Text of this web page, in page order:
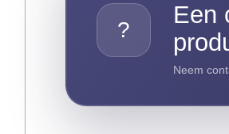
?
Een
Neem